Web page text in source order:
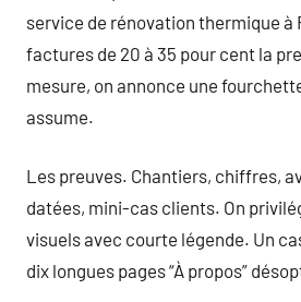
service de rénovation thermique à
factures de 20 à 35 pour cent la
mesure, on annonce une
assume.
Les preuves. Chantiers, chiffres,
datées, mini-cas clients. On
visuels avec courte légende. Un
dix longues pages “À propos”